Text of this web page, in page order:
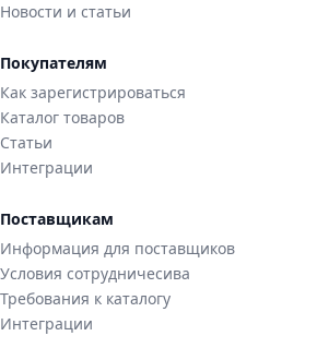
Новости и статьи
Покупателям
Как зарегистрироваться
Каталог товаров
Статьи
Интеграции
Поставщикам
Информация для поставщиков
Условия сотрудничесива
Требования к каталогу
Интеграции